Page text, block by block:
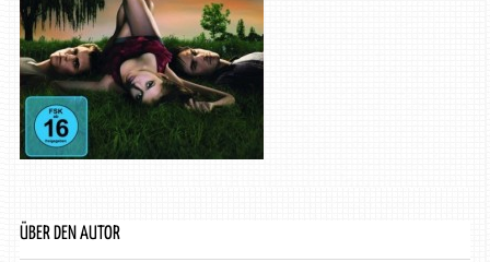
ÜBER DEN AUTOR